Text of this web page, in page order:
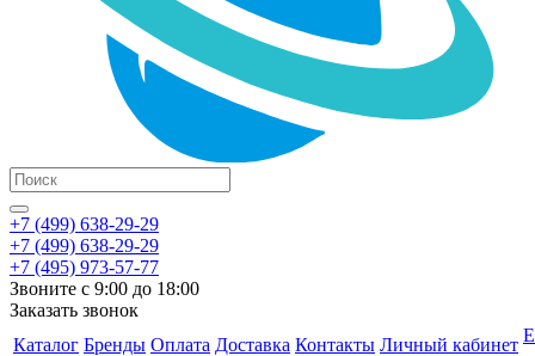
+7 (499) 638-29-29
+7 (499) 638-29-29
+7 (495) 973-57-77
Звоните с 9:00 до 18:00
Заказать звонок
Каталог Бренды Оплата Доставка Контакты Личный кабинет